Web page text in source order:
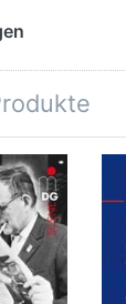
sind stilvoll –
des guten
irritiert
die
ist
streng